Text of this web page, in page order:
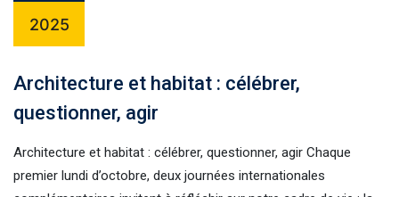
2025
Architecture et habitat : célébrer,
questionner, agir
Architecture et habitat : célébrer, questionner, agir Chaque
premier lundi d’octobre, deux journées internationales